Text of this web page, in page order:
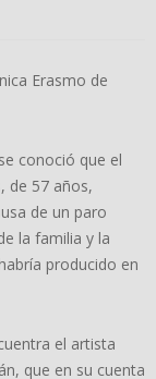
Erasmo de
conoció que el
de 57 años,
de un paro
la familia y la
producido en
el artista
que en su cuenta